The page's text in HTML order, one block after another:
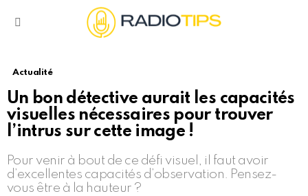
Actualité
Un bon détective aurait les capacités
visuelles nécessaires pour trouver
l’intrus sur cette image !
Pour venir à bout de ce défi visuel, il faut avoir
d’excellentes capacités d’observation. Pensez-
vous être à la hauteur ?